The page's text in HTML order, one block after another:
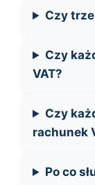
Czy
Czy
VAT?
Czy
rachunek
Po co